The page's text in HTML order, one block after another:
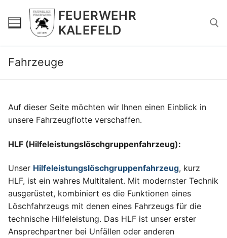
Inhalt
springen
FEUERWEHR
KALEFELD
Fahrzeuge
Auf dieser Seite möchten wir Ihnen einen Einblick in
unsere Fahrzeugflotte verschaffen.
HLF (Hilfeleistungslöschgruppenfahrzeug):
Unser Hilfeleistungslöschgruppenfahrzeug, kurz
HLF, ist ein wahres Multitalent. Mit modernster Technik
ausgerüstet, kombiniert es die Funktionen eines
Löschfahrzeugs mit denen eines Fahrzeugs für die
technische Hilfeleistung. Das HLF ist unser erster
Ansprechpartner bei Unfällen oder anderen